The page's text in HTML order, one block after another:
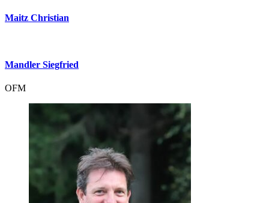
Maitz Christian
Mandler Siegfried
OFM